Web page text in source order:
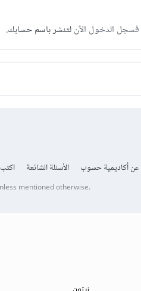
فسجل الدخول الآنلتنشر باسم حسابك.
عن أكاديمية حسوب الأسئلة الشائعة
mentioned otherwise.